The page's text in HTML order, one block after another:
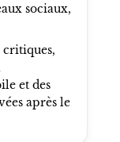
sociaux,
critiques,
et des
après le